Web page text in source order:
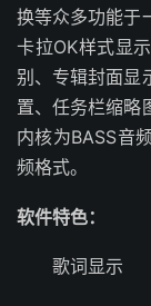
换等众多功能于
卡拉OK样式显
别、专辑封面显
置、任务栏缩略
内核为BASS音
频格式。
软件特色：
歌词显示